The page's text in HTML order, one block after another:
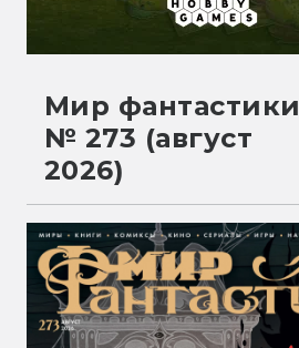
Мир фантастики
№ 273 (август
2026)